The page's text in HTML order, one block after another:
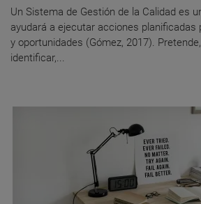
Un Sistema de Gestión de la Calidad es
ayudará a ejecutar acciones planificadas
y oportunidades (Gómez, 2017).
identificar,...